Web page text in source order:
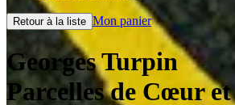
Retour à la liste Mon panier
Georges Turpin
Parcelles de Cœur